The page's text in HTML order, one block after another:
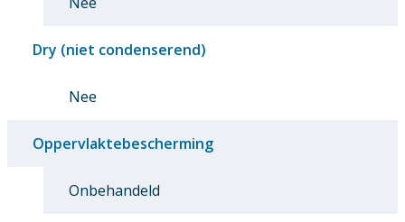
Dry (niet condenserend)
Nee
Oppervlaktebescherming
Onbehandeld